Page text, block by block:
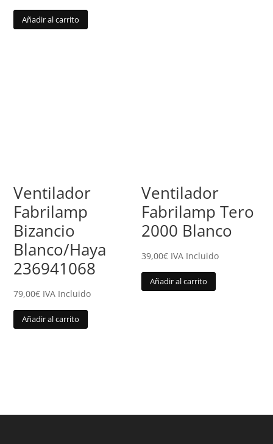
Añadir al carrito
Ventilador
Fabrilamp
Bizancio
Blanco/Haya
236941068
79,00€ IVA Incluido
Añadir al carrito
Ventilador
Fabrilamp Tero
2000 Blanco
39,00€ IVA Incluido
Añadir al carrito